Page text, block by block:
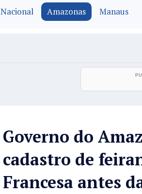
Nacional Amazonas Manaus
Governo do
cadastro de
Francesa antes